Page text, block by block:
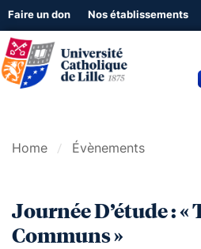
Faire un don Nos établissements
Home Évènements
Journée D’étude : «
Communs »